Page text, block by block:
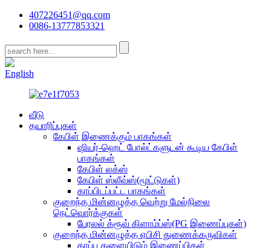
407226451@qq.com
0086-13777853321
English
வீடு
தயாரிப்புகள்
கேபிள் இணைக்கும் பாகங்கள்
ஷியர்-ஹெட் போல்ட்களுடன் கூடிய கேபிள்
பாகங்கள்
கேபிள் லக்ஸ்
கேபிள் ஸ்லீவ்ஸ்(மூட்டுகள்)
காப்பிடப்பட்ட பாகங்கள்
குறைந்த மின்னழுத்த வெற்று மேல்நிலை
நெட்வொர்க்குகள்
பேரலல் க்ரூவ் கிளாம்ப்ஸ்(PG இணைப்புகள்)
குறைந்த மின்னழுத்த ஏபிசி துணைக்கருவிகள்
காப்பு துளையிடும் இணைப்பிகள்